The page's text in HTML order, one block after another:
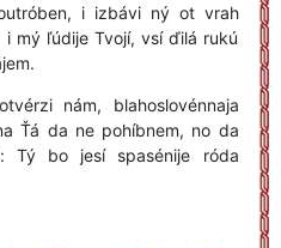
i izbávi ný ot vrah
i mý ľúdije Tvojí, vsí ďilá rukú
nám, blahoslovénnaja
Ťá da ne pohíbnem, no da
Tý bo jesí spasénije róda